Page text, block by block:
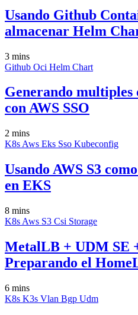
Usando Github
almacenar Helm
3 mins
Github Oci Helm Chart
Generando multiples
con AWS SSO
2 mins
K8s Aws Eks Sso Kubeconfig
Usando AWS S3
en EKS
8 mins
K8s Aws S3 Csi Storage
MetalLB + UDM SE
Preparando el
6 mins
K8s K3s Vlan Bgp Udm